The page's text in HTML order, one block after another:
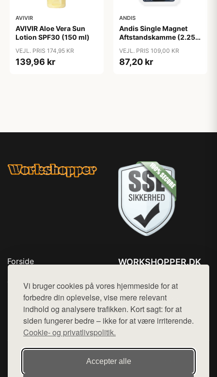
Vi bruger cookies på vores hjemmeside for at
forbedre din oplevelse, vise mere relevant
indhold og analysere trafikken. Kort sagt: for at
siden fungerer bedre – ikke for at være irriterende.
Cookie- og privatlivspolitik.
Accepter alle
AVIVIR
AVIVIR Aloe Vera Sun
Lotion SPF30 (150 ml)
VEJL. PRIS 174,95 KR
139,96 kr
ANDIS
Andis Single Magnet
Aftstandskamme (2.25
VEJL. PRIS 109,00 KR
87,20 kr
Forside
Top Rabatter
Kontakt
WORKSHOPPER.DK
Mail: hej@want.dk
Cookie- og privatlivspolitik
Denne side er en del af want.dk, der udgiver en række
hjemmesider med præsentation af forskellige produkter fra